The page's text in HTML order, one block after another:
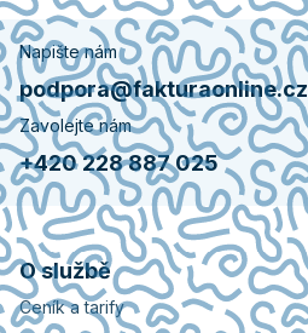
Napište nám
podpora@fakturaonline.cz
Zavolejte nám
+420 228 887 025
O službě
Ceník a tarify